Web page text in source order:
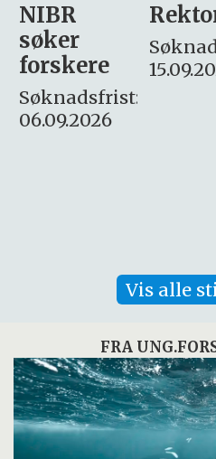
Rektor
Søknadsfrist:
15.09.2026
innen
Vis alle
FRA